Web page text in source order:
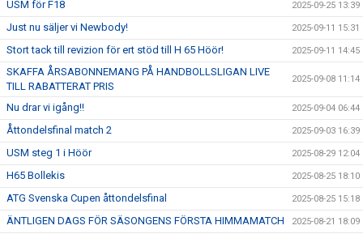
USM för F18 2025-09-25 13:39
Just nu säljer vi Newbody! 2025-09-11 15:31
Stort tack till revizion för ert stöd till H 65 Höör! 2025-09-11 14:45
SKAFFA ÅRSABONNEMANG PÅ HANDBOLLSLIGAN LIVE
TILL RABATTERAT PRIS
2025-09-08 11:14
Nu drar vi igång!! 2025-09-04 06:44
Åttondelsfinal match 2 2025-09-03 16:39
USM steg 1 i Höör 2025-08-29 12:04
H65 Bollekis 2025-08-25 18:10
ATG Svenska Cupen åttondelsfinal 2025-08-25 15:18
ÄNTLIGEN DAGS FÖR SÄSONGENS FÖRSTA HIMMAMATCH 2025-08-21 18:09